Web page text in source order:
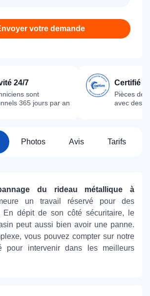
votre demande
24/7
sont
365 jours par an
Certifié
Pièces
avec des
Photos Avis Tarifs
du rideau métallique à
un travail réservé pour des
En dépit de son côté sécuritaire, le
peut aussi bien avoir une panne.
vous pouvez compter sur notre
pour intervenir dans les meilleurs